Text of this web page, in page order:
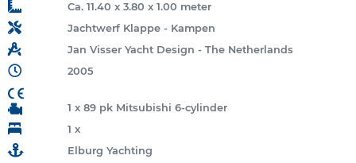
Ca. 11.40 x 3.80 x 1.00 meter
Jachtwerf Klappe - Kampen
Jan Visser Yacht Design - The Netherlands
2005
1 x 89 pk Mitsubishi 6-cylinder
1 x
Elburg Yachting